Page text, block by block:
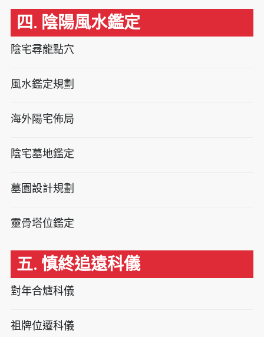
四. 陰陽風水鑑定
陰宅尋龍點穴
風水鑑定規劃
海外陽宅佈局
陰宅墓地鑑定
墓園設計規劃
靈骨塔位鑑定
五. 慎終追遠科儀
對年合爐科儀
祖牌位遷科儀